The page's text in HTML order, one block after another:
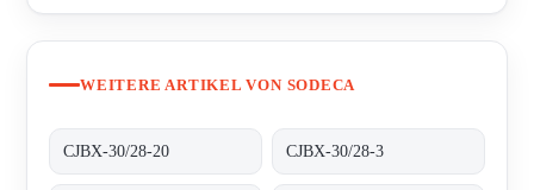
WEITERE ARTIKEL VON SODECA
CJBX-30/28-20 CJBX-30/28-3